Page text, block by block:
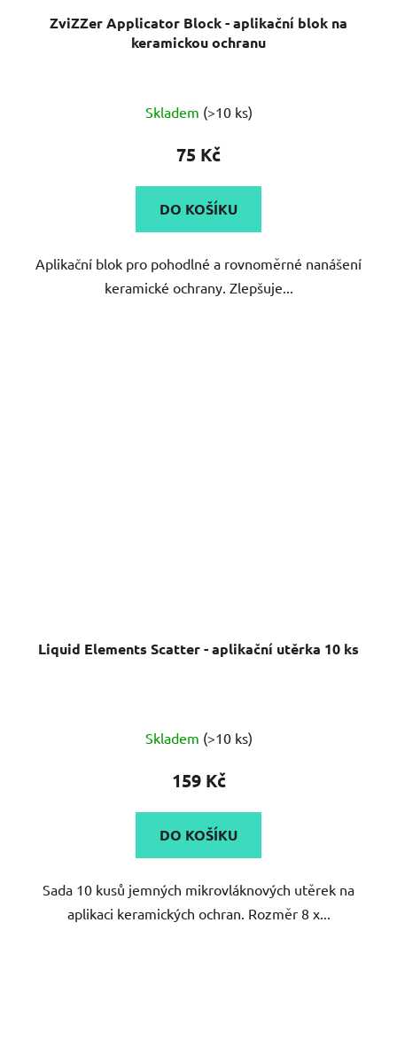
ZviZZer Applicator Block - aplikační blok na
keramickou ochranu
Skladem (>10 ks)
75 Kč
DO KOŠÍKU
Aplikační blok pro pohodlné a rovnoměrné nanášení
keramické ochrany. Zlepšuje...
Liquid Elements Scatter - aplikační utěrka 10 ks
Skladem (>10 ks)
159 Kč
DO KOŠÍKU
Sada 10 kusů jemných mikrovláknových utěrek na
aplikaci keramických ochran. Rozměr 8 x...